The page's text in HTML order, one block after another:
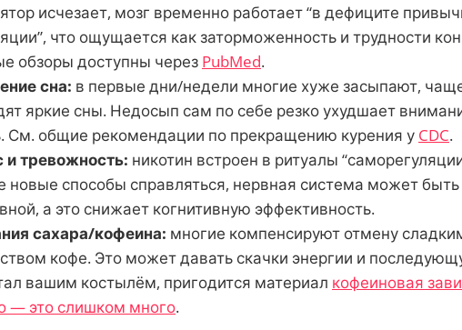
исчезает, мозг временно работает “в дефиците
что ощущается как заторможенность и трудности
обзоры доступны через PubMed.
сна: в первые дни/недели многие хуже засыпают,
яркие сны. Недосып сам по себе резко ухудшает
См. общие рекомендации по прекращению курения у CDC.
и тревожность: никотин встроен в ритуалы
новые способы справляться, нервная система может
а это снижает когнитивную эффективность.
сахара/кофеина: многие компенсируют отмену
кофе. Это может давать скачки энергии и
вашим костылём, пригодится материал кофеиновая
— это слишком много.